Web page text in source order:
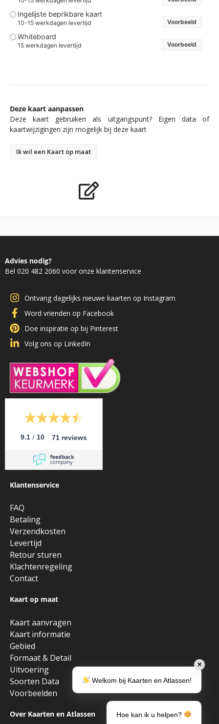
Ingelijste beprikbare kaart
10-15 werkdagen levertijd Voorbeeld
Whiteboard
15 werkdagen levertijd Voorbeeld
Deze kaart aanpassen
Deze kaart gebruiken als uitgangspunt? Eigen data of
kaartwijzigingen zijn mogelijk bij deze kaart
Ik wil een Kaart op maat
Advies nodig?
Bel 020 482 2060 voor onze klantenservice
Ontvang dagelijks nieuwe kaarten op Instagram
Word vrienden op Facebook
Doe inspiratie op bij Pinterest
Volg ons op LinkedIn
9.1 / 10 71 reviews
Klantenservice
FAQ
Betaling
Verzendkosten
Levertijd
Retour sturen
Klachtenregeling
Contact
Kaart op maat
Kaart aanvragen
Kaart informatie
Gebied
Formaat & Detail
Uitvoering
Soorten Data
Voorbeelden
Over Kaarten en Atlassen
✕
Welkom bij Kaarten en Atlassen!
Hoe kan ik u helpen?